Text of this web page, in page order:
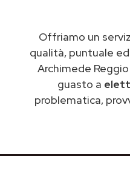
Offriamo un
qualità, puntuale
Archimede
guasto a
problematica,